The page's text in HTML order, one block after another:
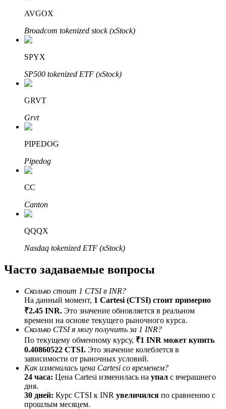
Bitrue Партнеры
Партнеры Bitrue
До 65% комиссии!
Реферал
Пригласите друга, чтобы получить денежные
вознаграждения
BTC Welcome Rewards
AVGOX
Broadcom tokenized stock (xStock)
SPYX
SP500 tokenized ETF (xStock)
GRVT
Grvt
PIPEDOG
Pipedog
CC
Canton
QQQX
Nasdaq tokenized ETF (xStock)
Часто задаваемые вопросы
Сколько стоит 1 CTSI в INR?
На данный момент, 1 Cartesi (CTSI) стоит примерно
₹2.45 INR. Это значение обновляется в реальном
времени на основе текущего рыночного курса.
Сколько CTSI я могу получить за 1 INR?
По текущему обменному курсу, ₹1 INR может купить
0.40860522 CTSI. Это значение колеблется в
зависимости от рыночных условий.
Как изменилась цена Cartesi со временем?
24 часа: Цена Cartesi изменилась на упал с вчерашнего
дня.
30 дней: Курс CTSI к INR увеличился по сравнению с
прошлым месяцем.